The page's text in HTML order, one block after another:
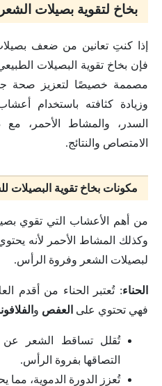
بخاخ لتقوية بصيلات الشعر
إذا كنتِ تعانين من ضعف
فإن بخاخ تقوية البصيلات
مصممة خصيصًا لتعزيز صحة
وزيادة كثافته باستخدام
السدر، والمشاط الأحمر، مع
الامتصاص والنتائج.
مكونات بخاخ تقوية البصيلات
من أهم الأعشاب التي تقوي
وكذلك المشاط الأحمر لأنه
لبصيلات الشعر وفروة الرأس.
الحناء: تُعتبر الحناء من أقدم
فهي تحتوي على العفص و
تُقلل تساقط الشعر عن
التصاقها بفروة الرأس.
تُعزز الدورة الدموية، مما